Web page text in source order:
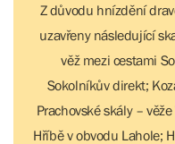
Z důvodu hnízdění
uzavřeny následující
věž mezi cestami
Sokolníkův direkt;
Prachovské skály –
Hříbě v obvodu Lahole;